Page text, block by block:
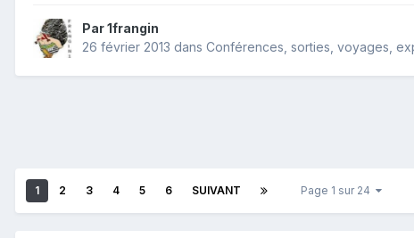
Par1frangin
26 février 2013 dans Conférences, sorties, voyages,
1 2 3 4 5 6 SUIVANT Page 1 sur 24